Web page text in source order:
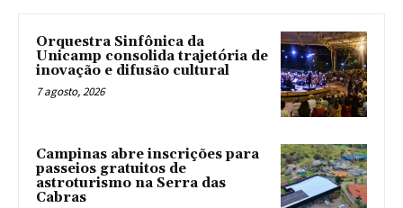
Orquestra Sinfônica da
Unicamp consolida trajetória de
inovação e difusão cultural
7 agosto, 2026
Campinas abre inscrições para
passeios gratuitos de
astroturismo na Serra das
Cabras